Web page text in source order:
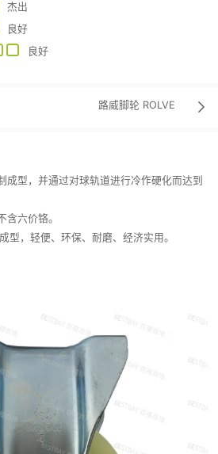
杰出
良好
良好
路威脚轮 ROLVE 
成型，并通过对球轨道进行冷作硬化而达到
六价铬。
型，轻便、环保、耐磨、经济实用。